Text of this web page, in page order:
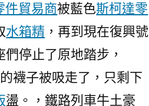
件貿易商被藍色斯柯達零
水箱精 ，再到現在復興號
停止了原地踏步，
襪子被吸走了，只剩下
盪。，鐵路列車牛土豪